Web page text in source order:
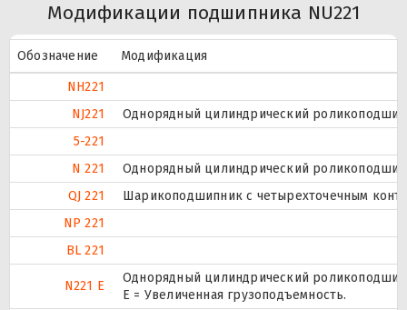
Модификации подшипника NU221
Обозначение
Модификация
NH221
NJ221
Однорядный цилиндрический
5-221
N 221
Однорядный цилиндрический
QJ 221
Шарикоподшипник с четырехточечным
NP 221
BL 221
N221 E
Однорядный цилиндрический
Е = Увеличенная грузоподъемность.